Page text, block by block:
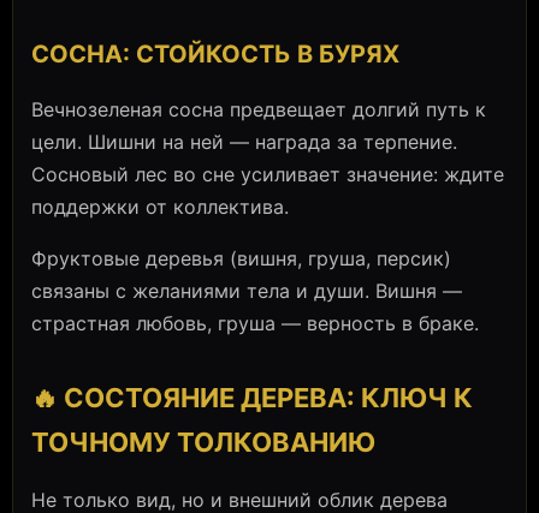
СОСНА: СТОЙКОСТЬ В БУРЯХ
Вечнозеленая сосна предвещает долгий путь к
цели. Шишни на ней — награда за терпение.
Сосновый лес во сне усиливает значение: ждите
поддержки от коллектива.
Фруктовые деревья (вишня, груша, персик)
связаны с желаниями тела и души. Вишня —
страстная любовь, груша — верность в браке.
🔥 СОСТОЯНИЕ ДЕРЕВА: КЛЮЧ К
ТОЧНОМУ ТОЛКОВАНИЮ
Не только вид, но и внешний облик дерева